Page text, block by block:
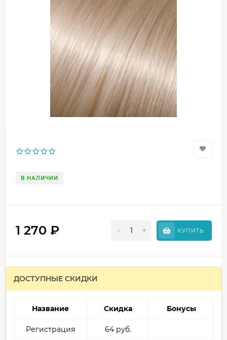
В НАЛИЧИИ
1 270 ₽ - + КУПИТЬ
ДОСТУПНЫЕ СКИДКИ
Название Скидка Бонусы
Регистрация 64 руб.